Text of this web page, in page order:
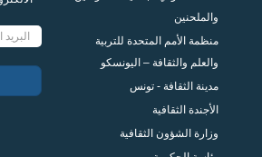
والملحنين
منظمة الأمم المتحدة للتربية
والعلم والثقافة – اليونسكو
مدينة الثقافة - تونس
الأجندة الثقافية
وزارة الشؤون الثقافية